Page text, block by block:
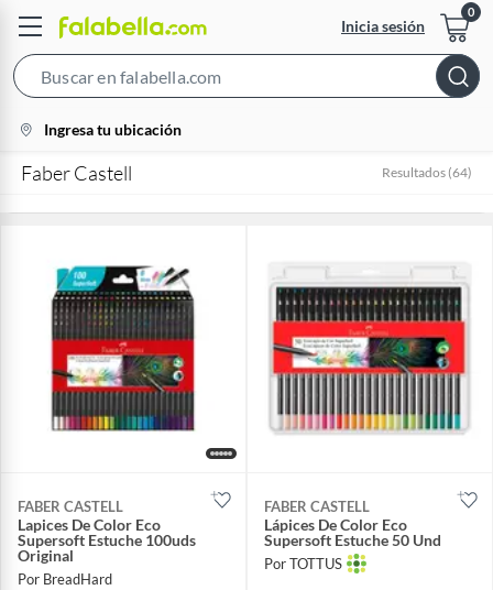
Inicia sesión
Bar
location-
icon
Ingresa tu ubicación
Faber Castell Resultados (64)
FABER CASTELL
Lapices De Color Eco
Supersoft Estuche 100uds
Original
Por BreadHard
FABER CASTELL
Lápices De Color Eco
Supersoft Estuche 50 Und
Por TOTTUS